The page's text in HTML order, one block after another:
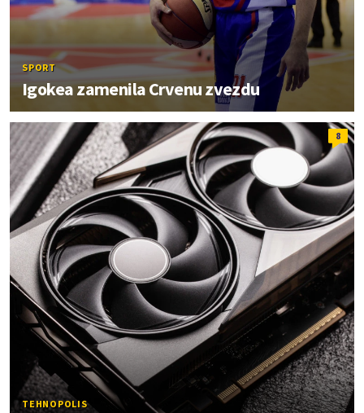
SPORT
Igokea zamenila Crvenu zvezdu
8
TEHNOPOLIS